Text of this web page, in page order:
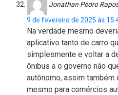
Jonathan Pedro
9 de fevereiro de 2025 às
Na verdade mesmo
aplicativo tanto de carro
simplesmente e voltar a
ônibus a o governo não
autônomo, assim também
mesmo para comércios